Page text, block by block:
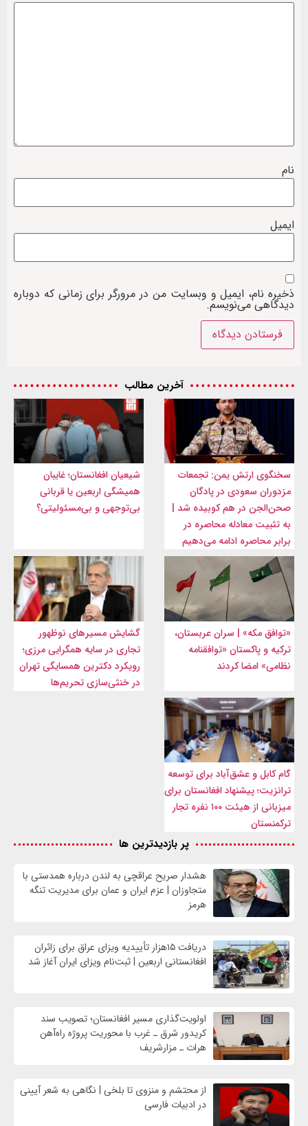
نام
ایمیل
ذخیره نام، ایمیل و وبسایت من در مرورگر برای زمانی که دوباره
دیدگاهی می‌نویسم.
آخرین مطالب
سخنگوی ارتش یمن: تجمعات
مزدوران سعودی در پادگان
صحن‌الجن در هم کوبیده شد |
به تثبیت معادله محاصره در
برابر محاصره ادامه می‌دهیم
شیعیان افغانستان؛ غایبان
همیشگی اربعین یا قربانی
بی‌توجهی و بی‌مسئولیتی؟
«توافق مکه» | سران عربستان،
ترکیه و پاکستان «توافقنامه
نظامی» امضا کردند
گشایش مسیرهای نوظهور
تجاری در سایه همگرایی مرزی؛
رویکرد دکترین همسایگی تهران
در خنثی‌سازی تحریم‌ها
گام کابل و عشق‌آباد برای توسعه
ترانزیت؛ پیشنهاد افغانستان برای
میزبانی از هیئت ۱۰۰ نفره تجار
ترکمنستان
پر بازدیدترین ها
هشدار صریح عراقچی به لندن درباره همدستی با
متجاوزان | عزم ایران و عمان برای مدیریت تنگه
هرمز
دریافت ۱۵هزار تأییدیه ویزای عراق برای زائران
افغانستانی اربعین | ثبت‌نام ویزای ایران آغاز شد
اولویت‌گذاری مسیر افغانستان؛ تصویب سند
کریدور شرق ـ غرب با محوریت پروژه راه‌آهن
هرات ـ مزارشریف
از محتشم و منزوی تا بلخی | نگاهی به شعر آیینی
در ادبیات فارسی